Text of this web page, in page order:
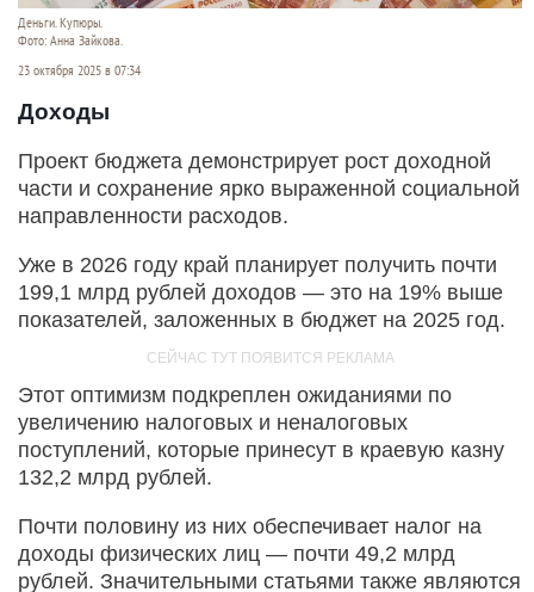
Деньги. Купюры.
Фото: Анна Зайкова.
23 октября 2025 в 07:34
Доходы
Проект бюджета демонстрирует рост доходной
части и сохранение ярко выраженной социальной
направленности расходов.
Уже в 2026 году край планирует получить почти
199,1 млрд рублей доходов — это на 19% выше
показателей, заложенных в бюджет на 2025 год.
Этот оптимизм подкреплен ожиданиями по
увеличению налоговых и неналоговых
поступлений, которые принесут в краевую казну
132,2 млрд рублей.
Почти половину из них обеспечивает налог на
доходы физических лиц — почти 49,2 млрд
рублей. Значительными статьями также являются